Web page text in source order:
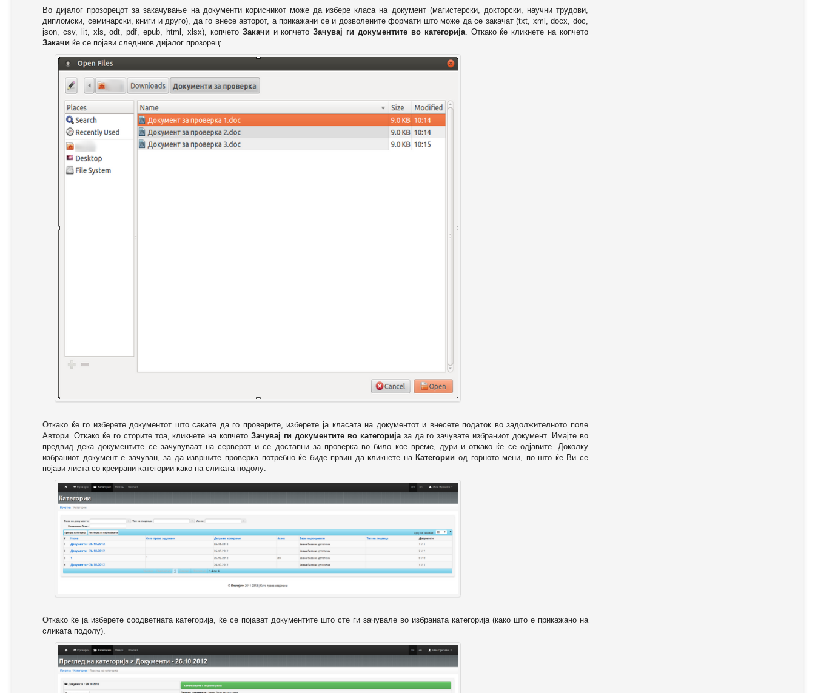
Во дијалог прозорецот за закачување на документи корисникот може да избере класа на документ (магистерски, докторски, научни трудови,
дипломски, семинарски, книги и друго), да го внесе авторот, а прикажани се и дозволените формати што може да се закачат (txt, xml, docx, doc,
json, csv, lit, xls, odt, pdf, epub, html, xlsx), копчето Закачи и копчетоЗачувај ги документите во категорија. Откако ќе кликнете на копчето
Закачи ќе се појави следниов дијалог прозорец:
Откако ќе го изберете документот што сакате да го проверите, изберете ја класата на документот и внесете податок во задолжителното поле
Автори. Откако ќе го сторите тоа, кликнете на копчетоЗачувај ги документите во категоријаза да го зачувате избраниот документ. Имајте во
предвид дека документите се зачувуваат на серверот и се достапни за проверка во било кое време, дури и откако ќе се одјавите. Доколку
избраниот документ е зачуван, за да извршите проверка потребно ќе биде првин да кликнете на Категории од горното мени, по што ќе Ви се
појави листа со креирани категории како на сликата подолу:
Откако ќе ја изберете соодветната категорија, ќе се појават документите што сте ги зачувале во избраната категорија (како што е прикажано на
сликата подолу).